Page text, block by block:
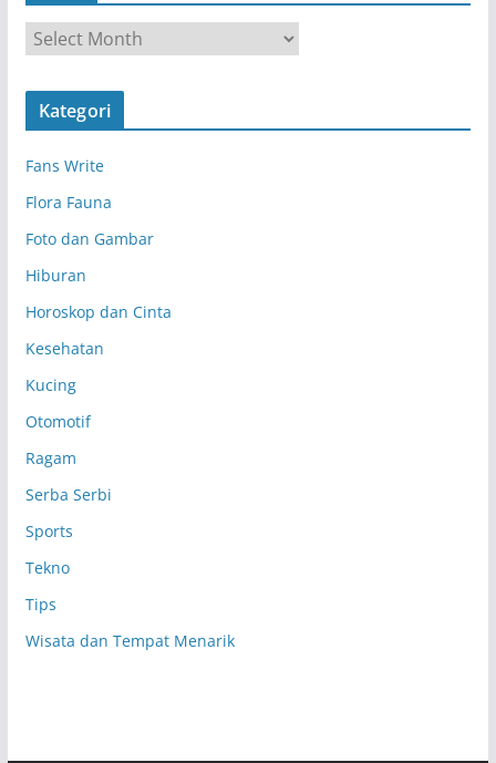
r
s
Kategori
Fans Write
Flora Fauna
Foto dan Gambar
Hiburan
Horoskop dan Cinta
Kesehatan
Kucing
Otomotif
Ragam
Serba Serbi
Sports
Tekno
Tips
Wisata dan Tempat Menarik